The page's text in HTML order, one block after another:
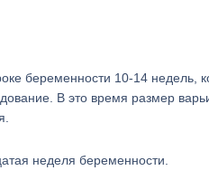
беременности 10-14 недель,
В это время размер
неделя беременности.